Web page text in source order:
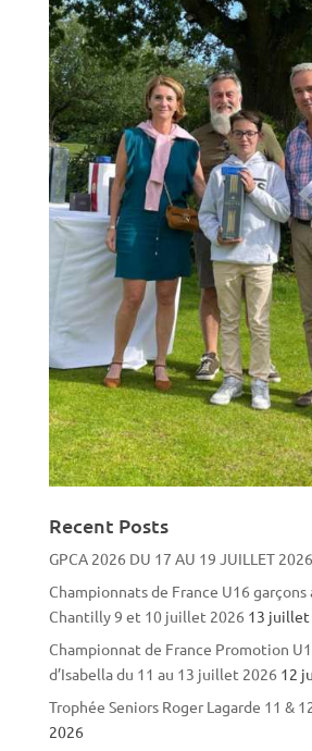
Recent Posts
GPCA 2026 DU 17 AU 19 JUILLET 2026
Championnats de France U16 garçons
Chantilly 9 et 10 juillet 2026 13 juillet
Championnat de France Promotion
d’Isabella du 11 au 13 juillet 2026 12
Trophée Seniors Roger Lagarde 11 &
2026